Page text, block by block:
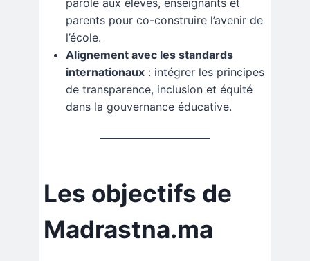
parents pour co-construire l’avenir de
l’école.
Alignement avec les standards
internationaux: intégrer les principes
de transparence, inclusion et équité
dans la gouvernance éducative.
Les objectifs de
Madrastna.ma